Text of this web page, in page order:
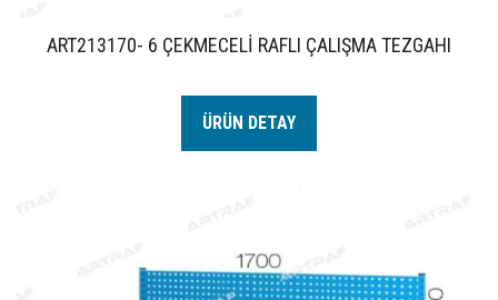
ART213170- 6 ÇEKMECELİ RAFLI ÇALIŞMA TEZGAHI
ÜRÜN DETAY